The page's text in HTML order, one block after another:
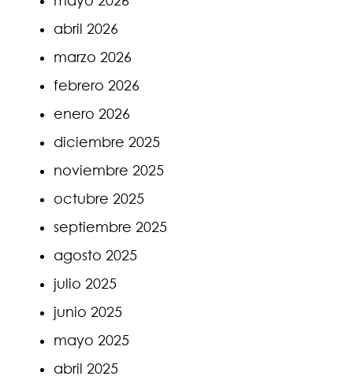
abril 2026
marzo 2026
febrero 2026
enero 2026
diciembre 2025
noviembre 2025
octubre 2025
septiembre 2025
agosto 2025
julio 2025
junio 2025
mayo 2025
abril 2025